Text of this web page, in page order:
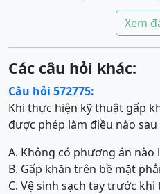
Xem
Các câu hỏi khác:
Câu hỏi 572775:
Khi thực hiện kỹ thuật gấp
được phép làm điều nào sau
A. Không có phương án nào
B. Gấp khăn trên bề mặt
C. Vệ sinh sạch tay trước